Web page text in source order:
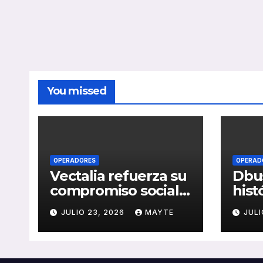
You missed
OPERADORES
Vectalia refuerza su
compromiso social y
medioambiental
con la publicación
de su Memoria de
JULIO 23, 2026 MAYTE
del